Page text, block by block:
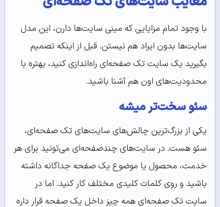
با وجود تمام مزایایی که مینی سایت‌ها دارن، این مدل
سایت‌ها بدون ایراد هم نیستن. قبل از اینکه تصمیم
بگیرید یک سایت تک صفحه‌ای راه‌اندازی کنید، بهتره با
محدودیت‌های اون هم آشنا باشید.
سئو سخت‌تر میشه
یکی از بزرگ‌ترین چالش‌های سایت‌های تک صفحه‌ای،
سئو هست. در سایت‌های چندصفحه‌ای می‌تونید برای هر
خدمت، محصول یا موضوع یک صفحه جداگانه داشته
باشید و روی کلمات کلیدی مختلف کار کنید. اما در
سایت تک صفحه‌ای همه چیز داخل یک صفحه قرار داره